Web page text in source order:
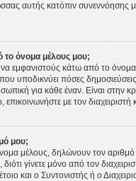
αυτής κατόπιν συνεννόησης
όνομα μέλους μου;
κάτω από το όνομα
υποδικνύει πόσες
για κάθε έναν. Είναι στην
με τον
μου;
μέλους, δηλώνουν τον αριθμό
διότι γίνετε μόνο από τον
και ο Συντονιστής ή ο